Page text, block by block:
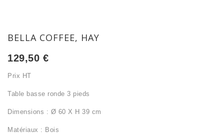
BELLA COFFEE, HAY
129,50 €
Prix HT
Table basse ronde 3 pieds
Dimensions : Ø 60 X H 39 cm
Matériaux : Bois